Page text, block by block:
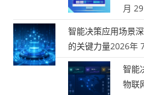
月
智能决策应用场景
的关键力量2026年
智能
物联